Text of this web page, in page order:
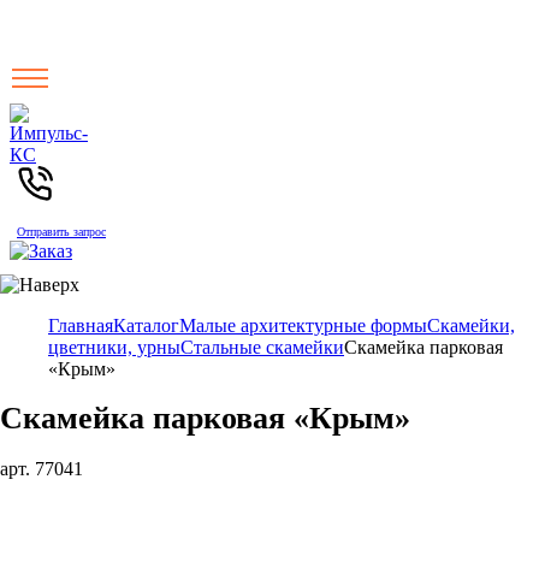
Отправить запрос
ГлавнаяКаталогМалые архитектурные формыСкамейки,
цветники, урныСтальные скамейкиСкамейка парковая
«Крым»
Скамейка парковая «Крым»
арт. 77041